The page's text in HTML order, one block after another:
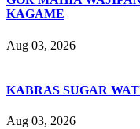
KAGAME
Aug 03, 2026
KABRAS SUGAR
Aug 03, 2026